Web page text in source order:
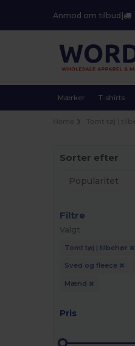
Anmod om tilbud |
Mærker T-shirts
Sorter efter
Filtre
Valgt
Tomt tøj | tilbehør
Sved og fleece
Mænd
Pris